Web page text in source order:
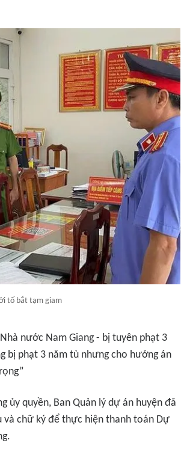
tố bắt tạm giam
nước Nam Giang - bị tuyên phạt 3
bị phạt 3 năm tù nhưng cho hưởng án
ủy quyền, Ban Quản lý dự án huyện đã
và chữ ký để thực hiện thanh toán Dự